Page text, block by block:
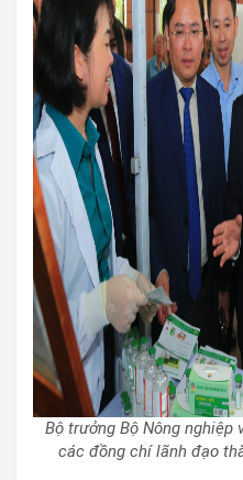
Bộ trưởng Bộ Nông
các đồng chí lãnh đạo